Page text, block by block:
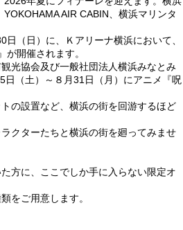
AIR CABIN、横浜マリンタ
（日）に、Ｋアリーナ横浜において、
が開催されます。
光協会及び一般社団法人横浜みなとみ
日（土）～８月31日（月）にアニメ『呪
の設置など、横浜の街を回游するほど
クターたちと横浜の街を廻ってみませ
方に、ここでしか手に入らない限定オ
をご用意します。